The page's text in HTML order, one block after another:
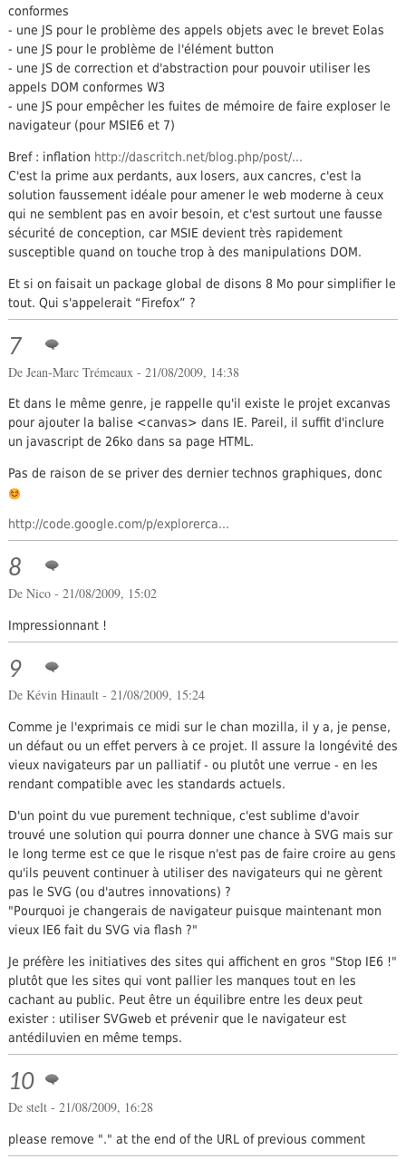
conformes
- une JS pour le problème des appels objets avec le brevet Eolas
- une JS pour le problème de l'élément button
- une JS de correction et d'abstraction pour pouvoir utiliser les
appels DOM conformes W3
- une JS pour empêcher les fuites de mémoire de faire exploser le
navigateur (pour MSIE6 et 7)
Bref : inflation http://dascritch.net/blog.php/post/...
C'est la prime aux perdants, aux losers, aux cancres, c'est la
solution faussement idéale pour amener le web moderne à ceux
qui ne semblent pas en avoir besoin, et c'est surtout une fausse
sécurité de conception, car MSIE devient très rapidement
susceptible quand on touche trop à des manipulations DOM.
Et si on faisait un package global de disons 8 Mo pour simplifier le
tout. Qui s'appelerait “Firefox” ?
7
De Jean-Marc Trémeaux - 21/08/2009, 14:38
Et dans le même genre, je rappelle qu'il existe le projet excanvas
pour ajouter la balise <canvas> dans IE. Pareil, il suffit d'inclure
un javascript de 26ko dans sa page HTML.
Pas de raison de se priver des dernier technos graphiques, donc
http://code.google.com/p/explorerca...
8
De Nico- 21/08/2009, 15:02
Impressionnant !
9
De Kévin Hinault - 21/08/2009, 15:24
Comme je l'exprimais ce midi sur le chan mozilla, il y a, je pense,
un défaut ou un effet pervers à ce projet. Il assure la longévité des
vieux navigateurs par un palliatif - ou plutôt une verrue - en les
rendant compatible avec les standards actuels.
D'un point du vue purement technique, c'est sublime d'avoir
trouvé une solution qui pourra donner une chance à SVG mais sur
le long terme est ce que le risque n'est pas de faire croire au gens
qu'ils peuvent continuer à utiliser des navigateurs qui ne gèrent
pas le SVG (ou d'autres innovations) ?
"Pourquoi je changerais de navigateur puisque maintenant mon
vieux IE6 fait du SVG via flash ?"
Je préfère les initiatives des sites qui affichent en gros "Stop IE6 !"
plutôt que les sites qui vont pallier les manques tout en les
cachant au public. Peut être un équilibre entre les deux peut
exister : utiliser SVGweb et prévenir que le navigateur est
antédiluvien en même temps.
10
De stelt- 21/08/2009, 16:28
please remove "." at the end of the URL of previous comment